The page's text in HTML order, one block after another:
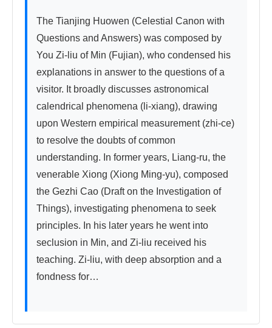
The Tianjing Huowen (Celestial Canon with
Questions and Answers) was composed by
You Zi-liu of Min (Fujian), who condensed his
explanations in answer to the questions of a
visitor. It broadly discusses astronomical
calendrical phenomena (li-xiang), drawing
upon Western empirical measurement (zhi-ce)
to resolve the doubts of common
understanding. In former years, Liang-ru, the
venerable Xiong (Xiong Ming-yu), composed
the Gezhi Cao (Draft on the Investigation of
Things), investigating phenomena to seek
principles. In his later years he went into
seclusion in Min, and Zi-liu received his
teaching. Zi-liu, with deep absorption and a
fondness for…